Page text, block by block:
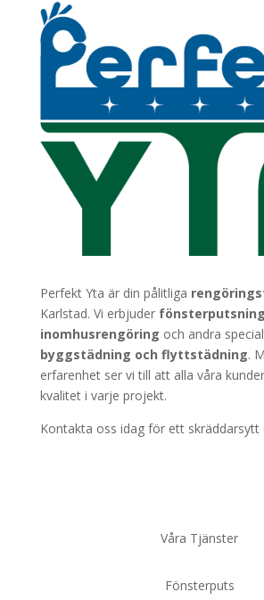
Perfekt Yta är din pålitliga
Karlstad. Vi erbjuder fönsterputsning
inomhusrengöring och andra
byggstädning och flyttstädning.
erfarenhet ser vi till att alla våra
kvalitet i varje projekt.
Kontakta oss idag för ett skräddarsytt
Våra Tjänster
Fönsterputs